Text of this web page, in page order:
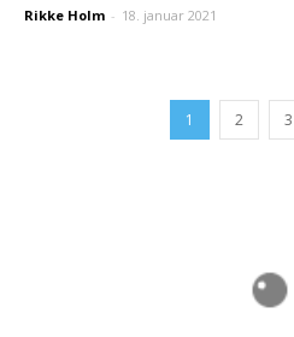
Rikke Holm - 18. januar 2021
1 2 3